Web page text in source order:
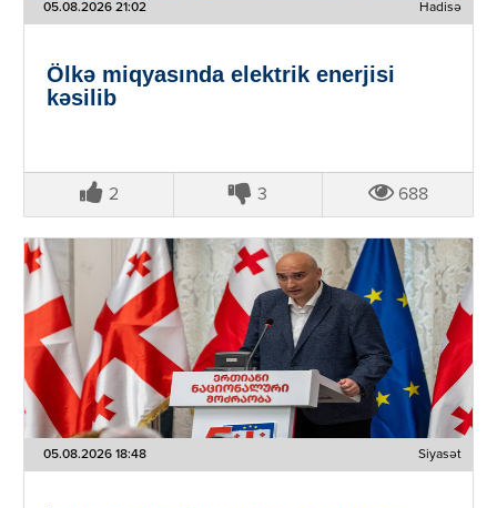
05.08.2026 21:02 Hadisə
Ölkə miqyasında elektrik enerjisi
kəsilib
2 3 688
05.08.2026 18:48 Siyasət